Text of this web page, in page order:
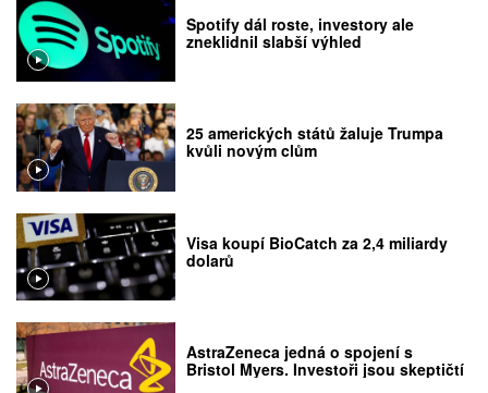
Spotify dál roste, investory ale
zneklidnil slabší výhled
25 amerických států žaluje Trumpa
kvůli novým clům
Visa koupí BioCatch za 2,4 miliardy
dolarů
AstraZeneca jedná o spojení s
Bristol Myers. Investoři jsou skeptičtí